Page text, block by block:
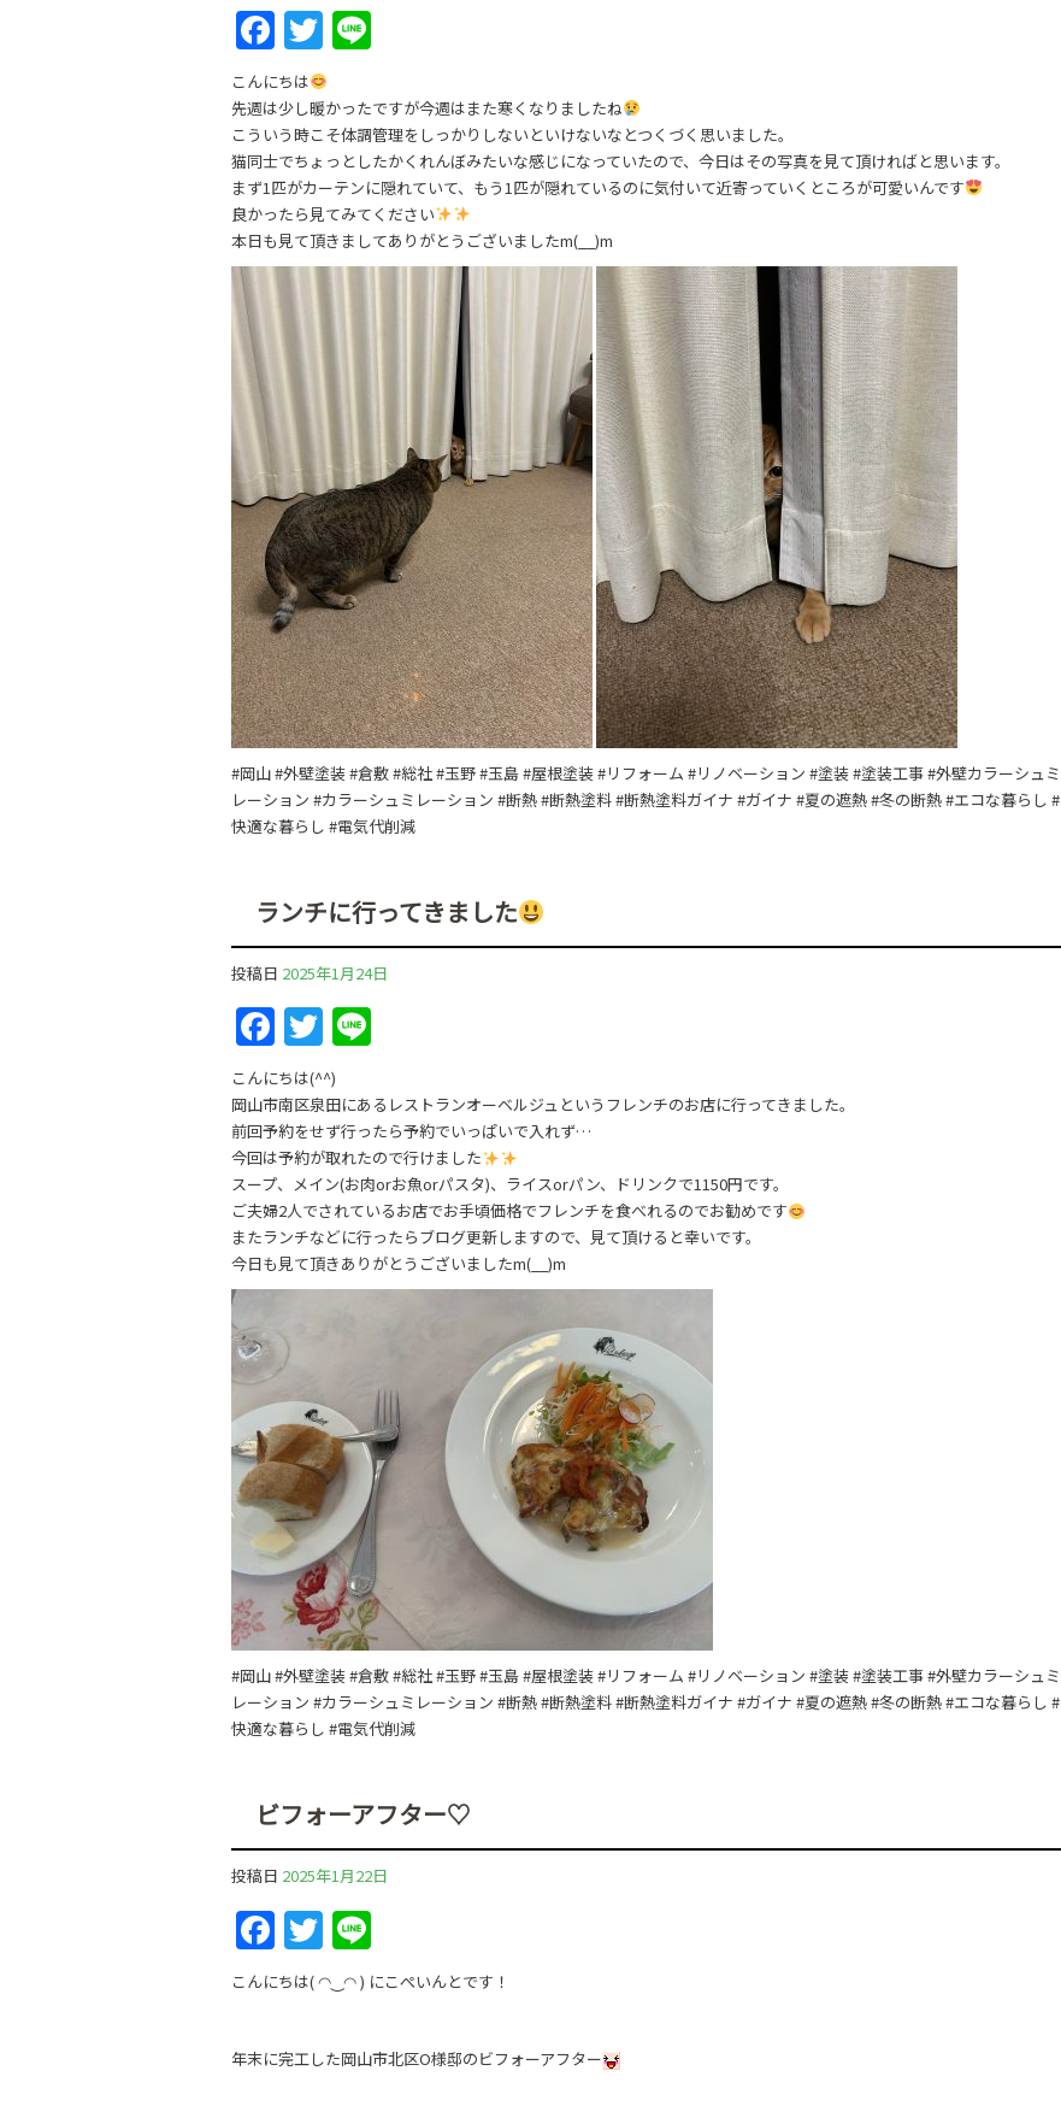
F
a
c
e
b
o
o
k
T
w
itt
er
e
こんにちは
先週は少し暖かったですが今週はまた寒くなりましたね
こういう時こそ体調管理をしっかりしないといけないなとつくづく思いました。
猫同士でちょっとしたかくれんぼみたいな感じになっていたので、今日はその写真を見て頂ければと思います。
まず1匹がカーテンに隠れていて、もう1匹が隠れているのに気付いて近寄っていくところが可愛いんです
良かったら見てみてください
本日も見て頂きましてありがとうございましたm(__)m
#岡山 #外壁塗装 #倉敷 #総社 #玉野 #玉島 #屋根塗装 #リフォーム #リノベーション #塗装 #塗装工事 #外壁カラーシュミ
レーション #カラーシュミレーション #断熱 #断熱塗料 #断熱塗料ガイナ #ガイナ #夏の遮熱 #冬の断熱 #エコな暮らし #
快適な暮らし #電気代削減
ランチに行ってきました
投稿日 2025年1月24日
F
a
c
e
b
o
o
k
T
w
itt
er
e
こんにちは(^^)
岡山市南区泉田にあるレストランオーベルジュというフレンチのお店に行ってきました。
前回予約をせず行ったら予約でいっぱいで入れず…
今回は予約が取れたので行けました
スープ、メイン(お肉orお魚orパスタ)、ライスorパン、ドリンクで1150円です。
ご夫婦2人でされているお店でお手頃価格でフレンチを食べれるのでお勧めです
またランチなどに行ったらブログ更新しますので、見て頂けると幸いです。
今日も見て頂きありがとうございましたm(__)m
#岡山 #外壁塗装 #倉敷 #総社 #玉野 #玉島 #屋根塗装 #リフォーム #リノベーション #塗装 #塗装工事 #外壁カラーシュミ
レーション #カラーシュミレーション #断熱 #断熱塗料 #断熱塗料ガイナ #ガイナ #夏の遮熱 #冬の断熱 #エコな暮らし #
快適な暮らし #電気代削減
ビフォーアフター♡
投稿日 2025年1月22日
F
a
c
e
b
T
w
itt
er
n
e
こんにちは( ◠‿◠ ) にこぺいんとです！
年末に完工した岡山市北区O様邸のビフォーアフター